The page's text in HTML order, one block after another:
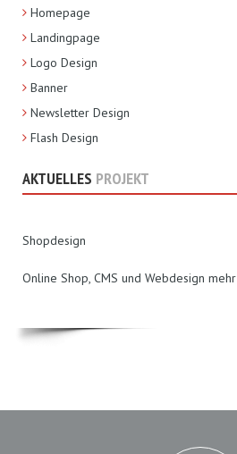
Homepage
Landingpage
Logo Design
Banner
Newsletter Design
Flash Design
AKTUELLES PROJEKT
Shopdesign
Online Shop, CMS und Webdesign mehr